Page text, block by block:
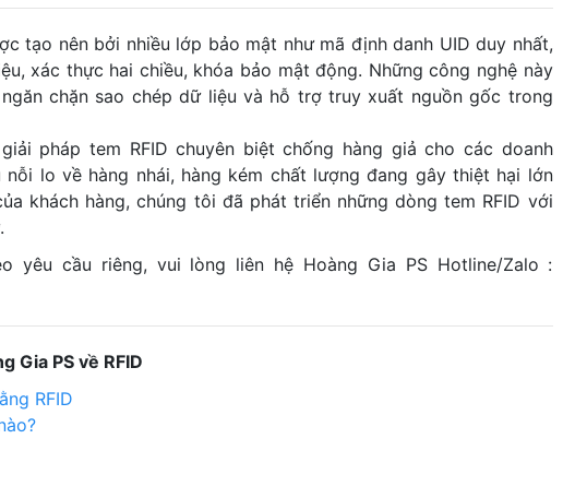
tạo nên bởi nhiều lớp bảo mật như mã định danh UID duy nhất,
xác thực hai chiều, khóa bảo mật động. Những công nghệ này
chặn sao chép dữ liệu và hỗ trợ truy xuất nguồn gốc trong
pháp tem RFID chuyên biệt chống hàng giả cho các doanh
lo về hàng nhái, hàng kém chất lượng đang gây thiệt hại lớn
khách hàng, chúng tôi đã phát triển những dòng tem RFID với
yêu cầu riêng, vui lòng liên hệ Hoàng Gia PS Hotline/Zalo :
Gia PS về RFID
RFID